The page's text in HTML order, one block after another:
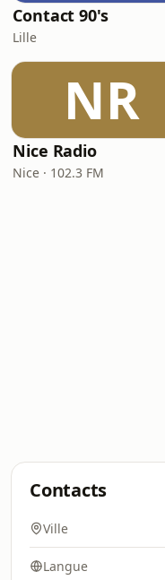
Contact 90's
Lille
NR
Nice Radio
Nice · 102.3 FM
Contacts
Ville
Langue